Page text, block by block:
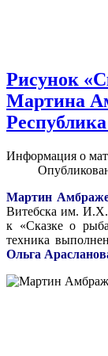
Рисунок
Мартина
Информация о
Мартин
Витебска им. И.Х.
к «Сказке о
техника
Ольга